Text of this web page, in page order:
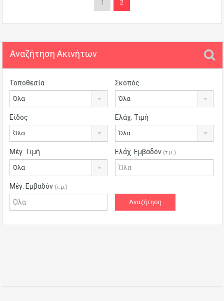
1 2
Αναζήτηση Ακινήτων
Τοποθεσία
Όλα
Σκοπός
Όλα
Είδος
Όλα
Ελάχ. Τιμή
Όλα
Μέγ. Τιμή
Όλα
Ελάχ. Εμβαδόν (τ.μ.)
Μέγ. Εμβαδόν (τ.μ.)